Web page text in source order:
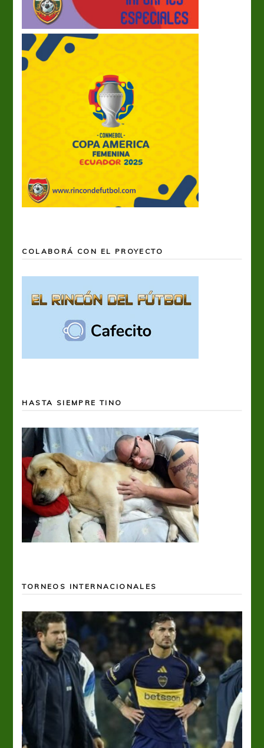
COLABORÁ CON EL PROYECTO
HASTA SIEMPRE TINO
TORNEOS INTERNACIONALES